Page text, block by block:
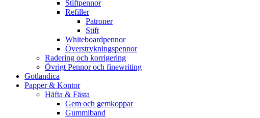
Stiftpennor
Refiller
Patroner
Stift
Whiteboardpennor
Överstrykningspennor
Radering och korrigering
Övrigt Pennor och finewriting
Gotlandica
Papper & Kontor
Häfta & Fästa
Gem och gemkoppar
Gummiband